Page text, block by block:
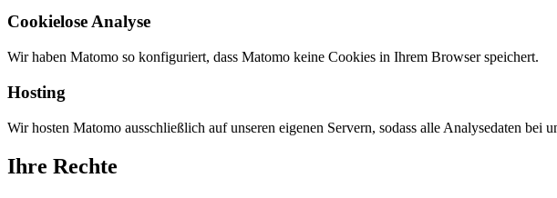
Cookielose Analyse
Wir haben Matomo so konfiguriert, dass Matomo keine Cookies in Ihrem Browser speichert.
Hosting
Wir hosten Matomo ausschließlich auf unseren eigenen Servern, sodass alle Analysedaten bei
Ihre Rechte